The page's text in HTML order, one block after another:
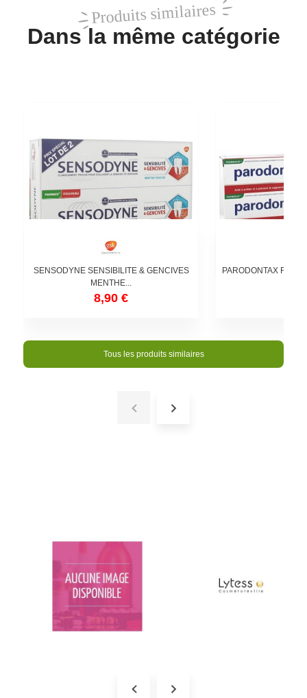
Produits similaires
Dans la même catégorie
SENSODYNE SENSIBILITE & GENCIVES
MENTHE...
8,90 €
PARODONTAX
Tous les produits similaires